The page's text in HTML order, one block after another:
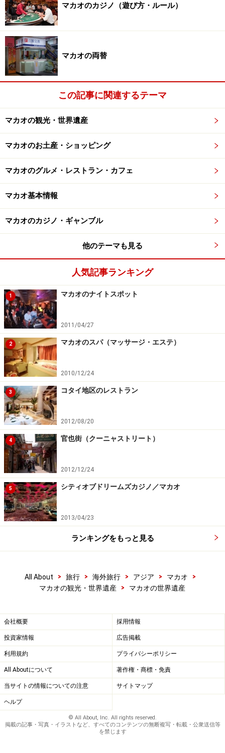
マカオの世界遺産全30箇所紹介
実に30箇所もの世界遺産を抱えるマカオ。世界遺産があ
るのはマカオ半島部だけ、しかもその多くが半島南部に
セナド広場を中心とした地区。効率よく世界遺産を巡る
旅をするなら、ここを拠点にするのがいいでしょう。以
下、簡単なエピソードを交え、マカオ半島の南から北へ
の順にすべて紹介していきます。
線香の香りが漂う
媽閣という漢字の読み方「マーガオ」がマカオの地名の
由来になったと言われるマカオ最古の中国寺院。廟内に
は4つの堂があり、渦巻き型や巨大な蝋燭のようなもの
など、独特の形をした線香が焚かれている光景が印象
的。
住所：媽閣廟前地
参観時間：7:00～18:00
※記事内容は執筆時点のものです。最新の内容をご確認くださ
い。
※海外を訪れる際には最新情報の入手に努め、「
ホームページ 」を確認するなど、安全確保に十分注意を払ってく
ださい。
マカオのカジノ（遊び方・ルール）
マカオの両替
この記事に関連するテーマ
マカオの観光・世界遺産
マカオのお土産・ショッピング
マカオのグルメ・レストラン・カフェ
マカオ基本情報
マカオのカジノ・ギャンブル
他のテーマも見る
人気記事ランキング
1 マカオのナイトスポット
2011/04/27
2 マカオのスパ（マッサージ・エステ）
2010/12/24
3 コタイ地区のレストラン
2012/08/20
4 官也街（クーニャストリート）
2012/12/24
5 シティオブドリームズカジノ／マカオ
2013/04/23
ランキングをもっと見る
All About > 旅行 > 海外旅行 > アジア > マカオ
>
マカオの観光・世界遺産
> マカオの世界遺産
会社概要 採用情報
投資家情報 広告掲載
利用規約 プライバシーポリシー
All Aboutについて 著作権・商標・免責
当サイトの情報についての注意 サイトマップ
ヘルプ
© All About, Inc. All rights reserved.
掲載の記事・写真・イラストなど、すべてのコンテンツの無断複写・転載・公衆送信等
を禁じます